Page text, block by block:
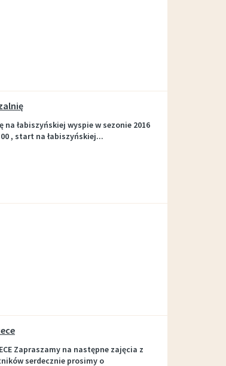
łabiszyńskiej wyspie w sezonie 2016
, start na łabiszyńskiej...
Zapraszamy na następne zajęcia z
serdecznie prosimy o